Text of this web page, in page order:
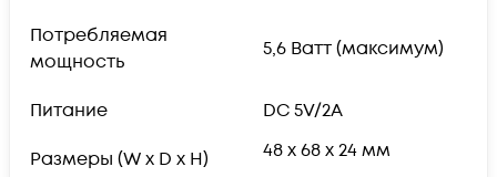
Потребляемая
мощность
5,6 Ватт (максимум)
Питание
DC 5V/2A
Размеры (W x D x H)
48 x 68 x 24 мм